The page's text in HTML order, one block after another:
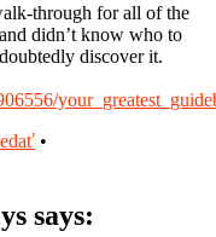
through for all of the
didn’t know who to
discover it.
•
says: